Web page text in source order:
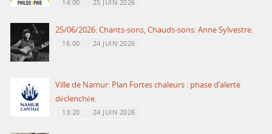
14:00 25 JUIN 2026
25/06/2026: Chants-sons, Chauds-sons: Anne Sylvestre.
16:00 24 JUIN 2026
Ville de Namur: Plan Fortes chaleurs : phase d’alerte
déclenchée.
13:20 24 JUIN 2026